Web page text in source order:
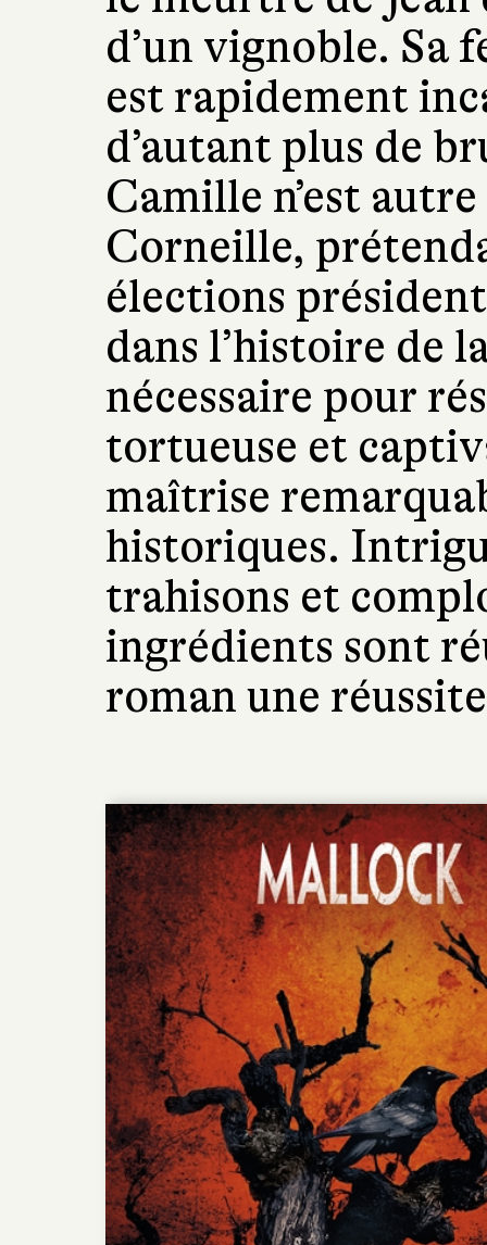
d’un vignoble. Sa
est rapidement
d’autant plus de
Camille n’est
Corneille,
élections
dans l’histoire de
nécessaire pour
tortueuse et
maîtrise
historiques.
trahisons et
ingrédients sont
roman une